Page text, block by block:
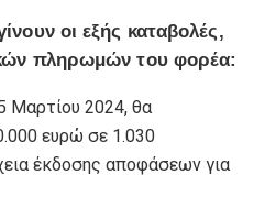
οι εξής καταβολές,
πληρωμών του φορέα:
Μαρτίου 2024, θα
ευρώ σε 1.030
έκδοσης αποφάσεων για